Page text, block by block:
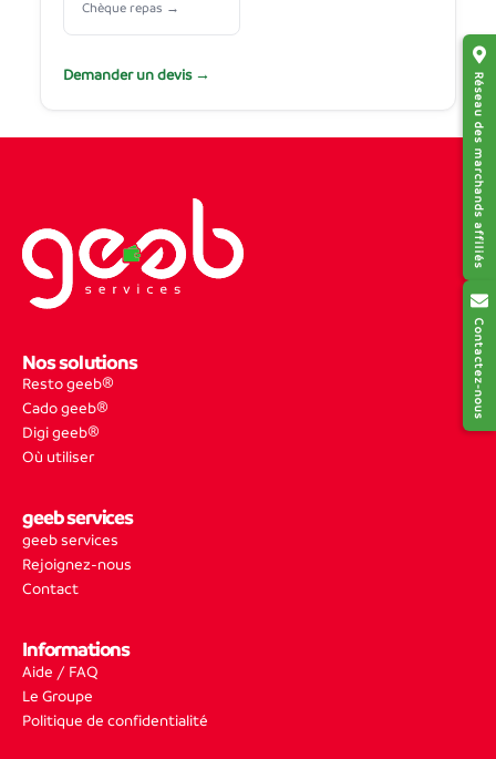
Réseau des marchands affiliés
Contactez-nous
Chèque repas →
Demander un devis →
Nos solutions
Resto geeb®
Cado geeb®
Digi geeb®
Où utiliser
geeb services
geeb services
Rejoignez-nous
Contact
Informations
Aide / FAQ
Le Groupe
Politique de confidentialité